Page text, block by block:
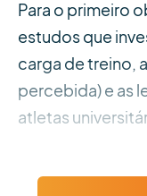
Para o primeiro
estudos que
carga de treino,
percebida) e as
atletas